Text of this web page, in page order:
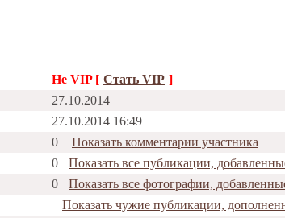
Не VIP [ Стать VIP ]
27.10.2014
27.10.2014 16:49
0
Показать комментарии участника
0
Показать все публикации,
0
Показать все фотографии,
Показать чужие публикации,